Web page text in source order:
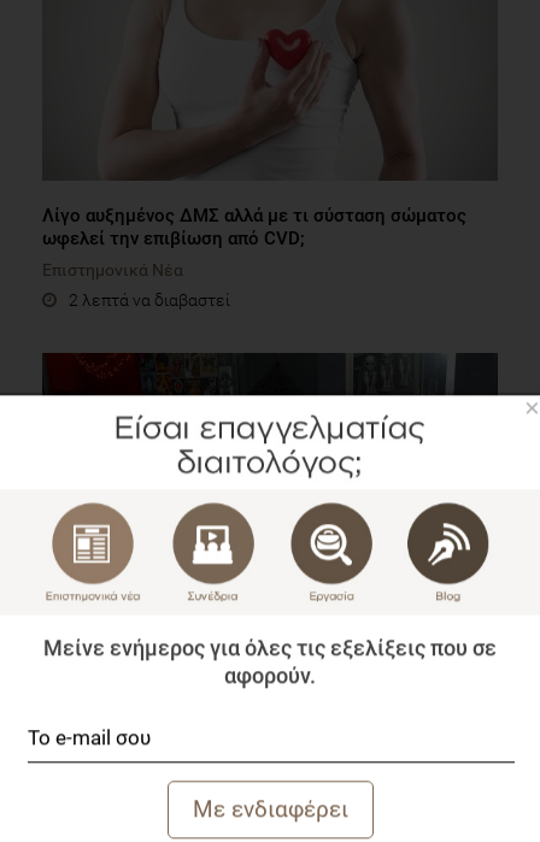
Λίγο αυξημένος ΔΜΣ αλλά με τι σύσταση σώματος
ωφελεί την επιβίωση από CVD;
Επιστημονικά Νέα
2 λεπτά να διαβαστεί
VIDEO
Blog
1 λεπτό να διαβαστεί
×
Μείνε ενήμερος για όλες τις εξελίξεις που σε
αφορούν.